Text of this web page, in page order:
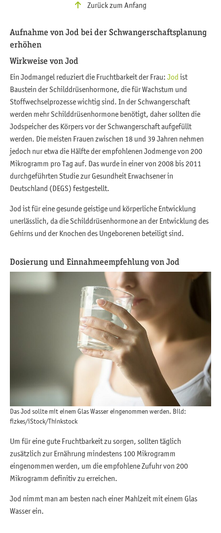
Zurück zum Anfang
Aufnahme von Jod bei der Schwangerschaftsplanung
erhöhen
Wirkweise von Jod
Ein Jodmangel reduziert die Fruchtbarkeit der Frau: Jod ist
Baustein der Schilddrüsenhormone, die für Wachstum und
Stoffwechselprozesse wichtig sind. In der Schwangerschaft
werden mehr Schilddrüsenhormone benötigt, daher sollten die
Jodspeicher des Körpers vor der Schwangerschaft aufgefüllt
werden. Die meisten Frauen zwischen 18 und 39 Jahren nehmen
jedoch nur etwa die Hälfte der empfohlenen Jodmenge von 200
Mikrogramm pro Tag auf. Das wurde in einer von 2008 bis 2011
durchgeführten Studie zur Gesundheit Erwachsener in
Deutschland (DEGS) festgestellt.
Jod ist für eine gesunde geistige und körperliche Entwicklung
unerlässlich, da die Schilddrüsenhormone an der Entwicklung des
Gehirns und der Knochen des Ungeborenen beteiligt sind.
Dosierung und Einnahmeempfehlung von Jod
Das Jod sollte mit einem Glas Wasser eingenommen werden. Bild:
fizkes/iStock/Thinkstock
Um für eine gute Fruchtbarkeit zu sorgen, sollten täglich
zusätzlich zur Ernährung mindestens 100 Mikrogramm
eingenommen werden, um die empfohlene Zufuhr von 200
Mikrogramm definitiv zu erreichen.
Jod nimmt man am besten nach einer Mahlzeit mit einem Glas
Wasser ein.